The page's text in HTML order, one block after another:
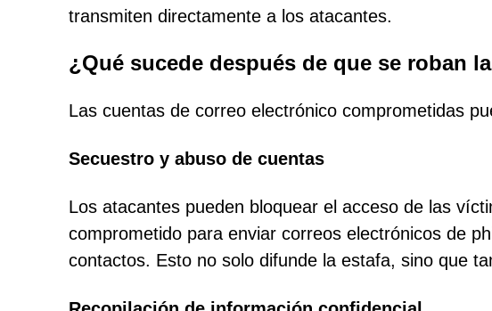
transmiten directamente a los atacantes.
¿Qué sucede después de que se roban
Las cuentas de correo electrónico comprometidas
Secuestro y abuso de cuentas
Los atacantes pueden bloquear el acceso de las
comprometido para enviar correos electrónicos de
contactos. Esto no solo difunde la estafa, sino que